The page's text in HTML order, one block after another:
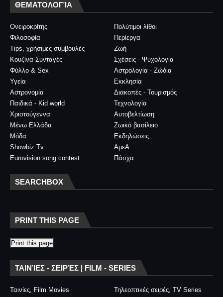
ΘΕΜΑΤΟΛΟΓΊΑ
Ονειροκρίτης
Πολύτιμοι λίθοι
Φιλοσοφία
Περίεργα
Tips, χρήσιμες συμβουλές
Ζωή
Κουζίνα-Συνταγές
Σχέσεις - Ψυχολογία
Φύλλο & Sex
Αστρολογία - Ζώδια
Υγεία
Εκκλησία
Αστρονομία
Διακοπές - Τουρισμός
Παιδικά - Kid world
Τεχνολογία
Χριστούγεννα
Αυτοβελτίωση
Μένω Ελλάδα
Ζωικό βασίλειο
Μόδα
Εκδηλώσεις
Showbiz Tv
ΑμεΑ
Eurovision song contest
Πάσχα
SEARCHBOX
PRINT THIS PAGE
Print this page
ΤΑΙΝΊΕΣ - ΣΕΙΡΈΣ | FILM - SERIES
Ταινίες, Film Movies Τηλεοπτικές σειρές, TV Series